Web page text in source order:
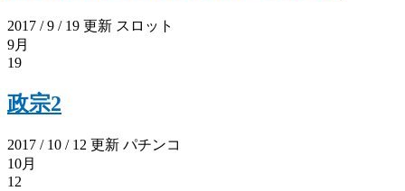
2017 / 9 / 19 更新 スロット
9月
19
政宗2
2017 / 10 / 12 更新 パチンコ
10月
12